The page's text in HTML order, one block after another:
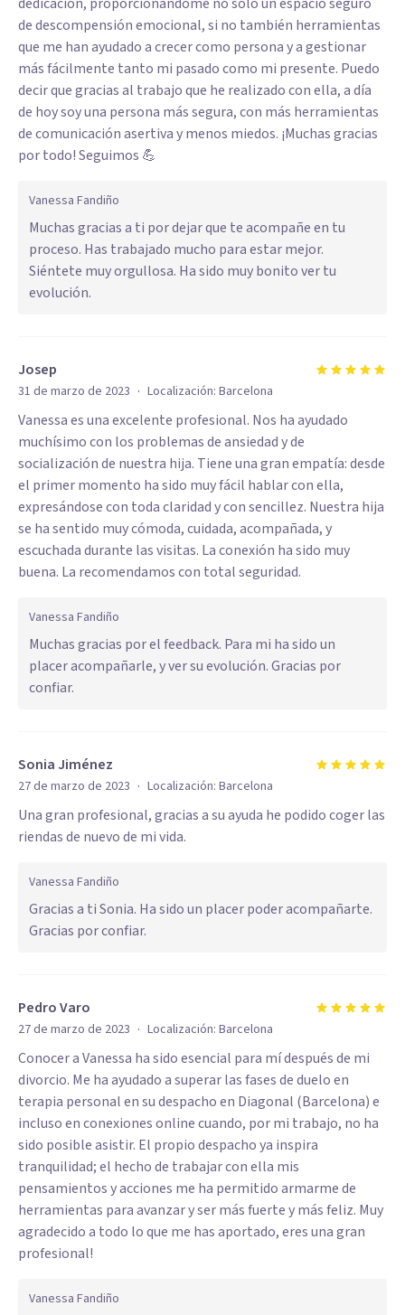
de descompensión emocional, si no también herramientas
que me han ayudado a crecer como persona y a gestionar
más fácilmente tanto mi pasado como mi presente. Puedo
decir que gracias al trabajo que he realizado con ella, a día
de hoy soy una persona más segura, con más herramientas
de comunicación asertiva y menos miedos. ¡Muchas gracias
por todo! Seguimos 💪
Vanessa Fandiño
Muchas gracias a ti por dejar que te acompañe en tu
proceso. Has trabajado mucho para estar mejor.
Siéntete muy orgullosa. Ha sido muy bonito ver tu
evolución.
Josep
31 de marzo de 2023 · Localización: Barcelona
Vanessa es una excelente profesional. Nos ha ayudado
muchísimo con los problemas de ansiedad y de
socialización de nuestra hija. Tiene una gran empatía: desde
el primer momento ha sido muy fácil hablar con ella,
expresándose con toda claridad y con sencillez. Nuestra hija
se ha sentido muy cómoda, cuidada, acompañada, y
escuchada durante las visitas. La conexión ha sido muy
buena. La recomendamos con total seguridad.
Vanessa Fandiño
Muchas gracias por el feedback. Para mi ha sido un
placer acompañarle, y ver su evolución. Gracias por
confiar.
Sonia Jiménez
27 de marzo de 2023 · Localización: Barcelona
Una gran profesional, gracias a su ayuda he podido coger las
riendas de nuevo de mi vida.
Vanessa Fandiño
Gracias a ti Sonia. Ha sido un placer poder acompañarte.
Gracias por confiar.
Pedro Varo
27 de marzo de 2023 · Localización: Barcelona
Conocer a Vanessa ha sido esencial para mí después de mi
divorcio. Me ha ayudado a superar las fases de duelo en
terapia personal en su despacho en Diagonal (Barcelona) e
incluso en conexiones online cuando, por mi trabajo, no ha
sido posible asistir. El propio despacho ya inspira
tranquilidad; el hecho de trabajar con ella mis
pensamientos y acciones me ha permitido armarme de
herramientas para avanzar y ser más fuerte y más feliz. Muy
agradecido a todo lo que me has aportado, eres una gran
profesional!
Vanessa Fandiño